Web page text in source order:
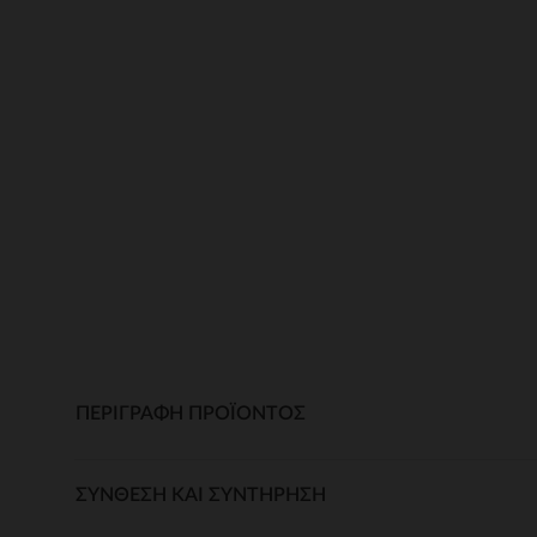
ΠΕΡΙΓΡΑΦΉ ΠΡΟΪΌΝΤΟΣ
ΣΎΝΘΕΣΗ ΚΑΙ ΣΥΝΤΉΡΗΣΗ